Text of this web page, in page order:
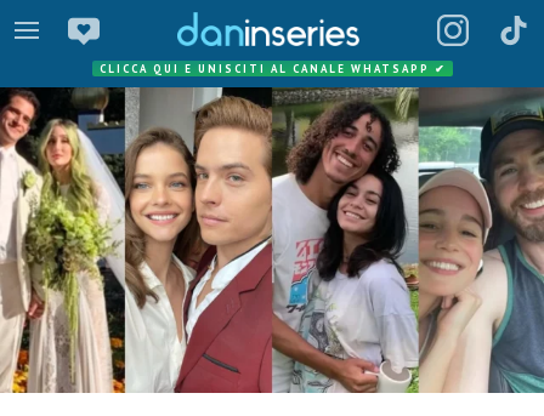
CLICCA QUI E UNISCITI AL CANALE WHATSAPP ✔